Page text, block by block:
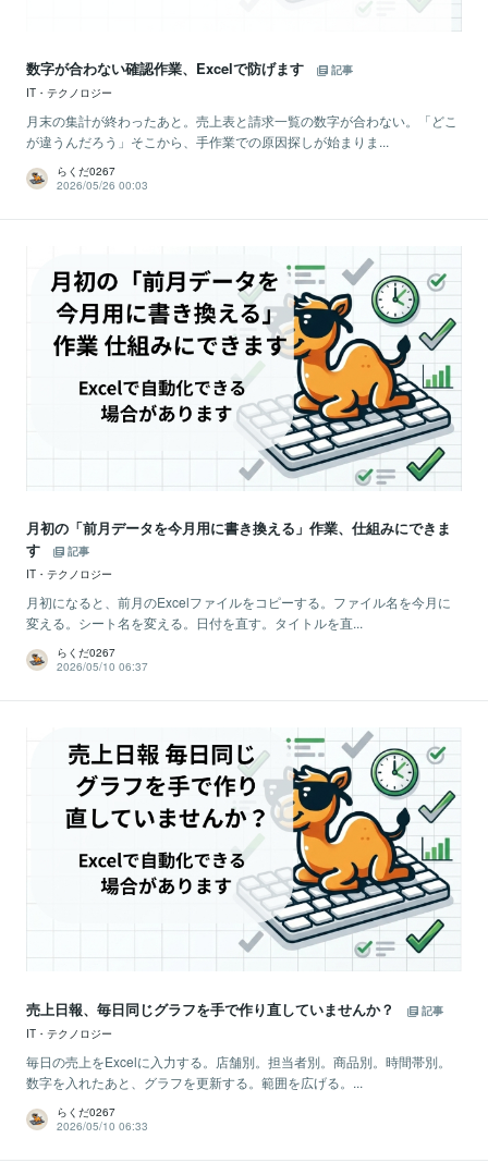
数字が合わない確認作業、Excelで防げます
記事
IT・テクノロジー
月末の集計が終わったあと。売上表と請求一覧の数字が合わない。「どこ
が違うんだろう」そこから、手作業での原因探しが始まりま...
らくだ0267
2026/05/26 00:03
月初の「前月データを今月用に書き換える」作業、仕組みにできま
す
記事
IT・テクノロジー
月初になると、前月のExcelファイルをコピーする。ファイル名を今月に
変える。シート名を変える。日付を直す。タイトルを直...
らくだ0267
2026/05/10 06:37
売上日報、毎日同じグラフを手で作り直していませんか？
記事
IT・テクノロジー
毎日の売上をExcelに入力する。店舗別。担当者別。商品別。時間帯別。
数字を入れたあと、グラフを更新する。範囲を広げる。...
らくだ0267
2026/05/10 06:33